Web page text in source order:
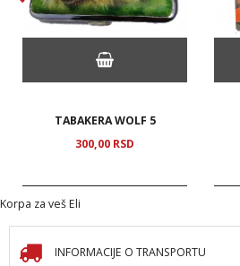
TABAKERA WOLF 5
300,00 RSD
Korpa za veš Eli
INFORMACIJE O TRANSPORTU